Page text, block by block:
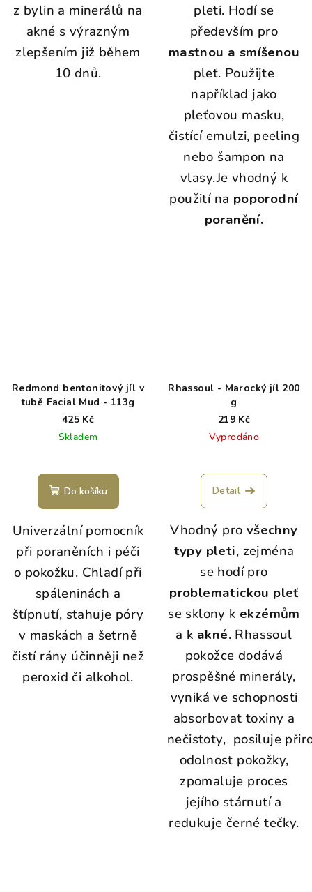
z bylin a minerálů na
akné s výrazným
zlepšením již během
10 dnů.
pleti. Hodí se
především pro
mastnou a smíšenou
pleť. Použijte
například jako
pleťovou masku,
čistící emulzi, peeling
nebo šampon na
vlasy.Je vhodný k
použití na poporodní
poranění.
Redmond bentonitový jíl v
tubě Facial Mud - 113g
425 Kč
Skladem
Do košíku
Univerzální pomocník
při poraněních i péči
o pokožku. Chladí při
spáleninách a
štípnutí, stahuje póry
v maskách a šetrně
čistí rány účinněji než
peroxid či alkohol.
Rhassoul - Marocký jíl 200
g
219 Kč
Vyprodáno
Detail
Vhodný pro všechny
typy pleti, zejména
se hodí pro
problematickou pleť
se sklony k ekzémům
a k akné. Rhassoul
pokožce dodává
prospěšné minerály,
vyniká ve schopnosti
absorbovat toxiny a
nečistoty, posiluje
odolnost pokožky,
zpomaluje proces
jejího stárnutí a
redukuje černé tečky.